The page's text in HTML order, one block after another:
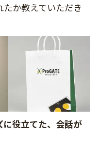
か教えていただき
役立てた、会話が